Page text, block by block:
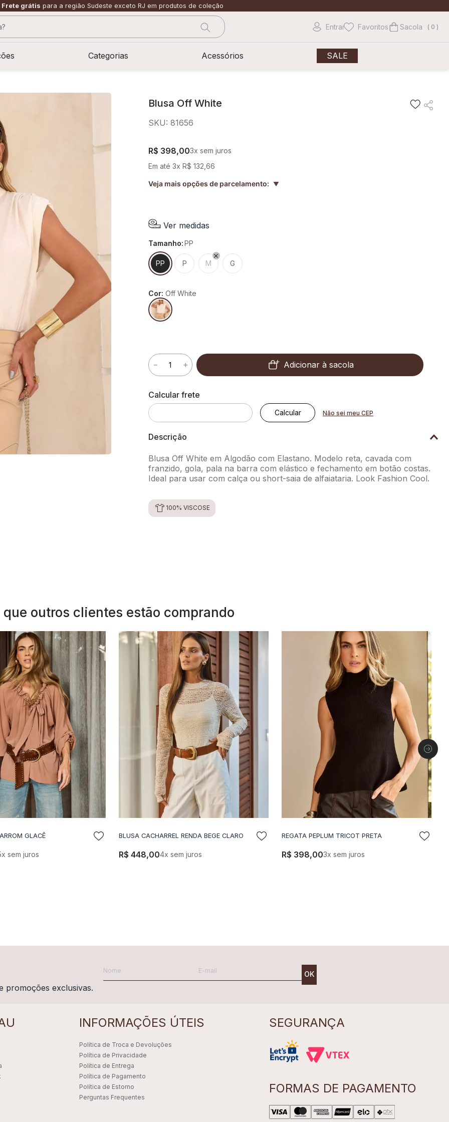
Frete grátis para a região Sudeste exceto RJ em produtos de coleção
Entrar Favoritos 0
Categorias Acessórios SALE
Blusa Off White
SKU: 81656
R$ 398,003x sem juros
Em até 3x R$ 132 66
Veja mais opções de parcelamento: ▲
Ver medidas
tamanho:PP
PP P M G
Cor: Off White
＋
－ Adicionar à sacola
Não sei meu CEP
Descrição
Blusa Off White em Algodão com Elastano. Modelo reta, cavada com
franzido, gola, pala na barra com elástico e fechamento em botão costas.
Ideal para usar com calça ou short-saia de alfaiataria. Look Fashion Cool.
100% VISCOSE
que outros clientes estão comprando
A SACOLA
GLACÊ
x sem juros
ADICIONAR A SACOLA
BLUSA CACHARREL RENDA BEGE CLARO
R$ 448,004x sem juros
ADICIONAR A SACOLA
REGATA PEPLUM TRICOT PRETA
R$ 398,003x sem juros
promoções exclusivas.
OK
INFORMAÇÕES ÚTEIS
Política de Troca e Devoluções
Política de Privacidade
Política de Entrega
Política de Pagamento
Política de Estorno
Perguntas Frequentes
SEGURANÇA
FORMAS DE PAGAMENTO